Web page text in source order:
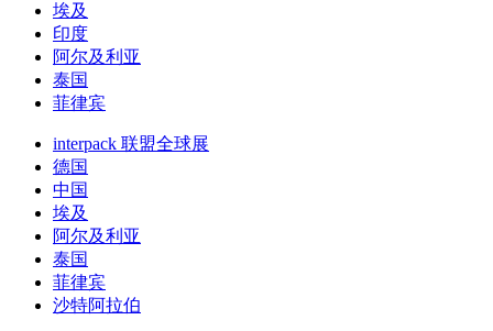
埃及
印度
阿尔及利亚
泰国
菲律宾
interpack 联盟全球展
德国
中国
埃及
阿尔及利亚
泰国
菲律宾
沙特阿拉伯